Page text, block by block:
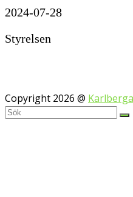
2024-07-28
Styrelsen
Copyright 2026 @